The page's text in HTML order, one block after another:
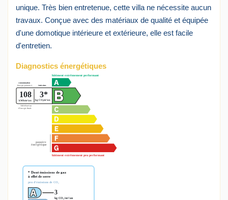
unique. Très bien entretenue, cette villa ne nécessite aucun
travaux. Conçue avec des matériaux de qualité et équipée
d'une domotique intérieure et extérieure, elle est facile
d'entretien.
Diagnostics énergétiques